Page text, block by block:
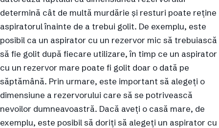
determină cât de multă murdărie și resturi poate reține
aspiratorul înainte de a trebui golit. De exemplu, este
posibil ca un aspirator cu un rezervor mic să trebuiască
să fie golit după fiecare utilizare, în timp ce un aspirator
cu un rezervor mare poate fi golit doar o dată pe
săptămână. Prin urmare, este important să alegeți o
dimensiune a rezervorului care să se potrivească
nevoilor dumneavoastră. Dacă aveți o casă mare, de
exemplu, este posibil să doriți să alegeți un aspirator cu